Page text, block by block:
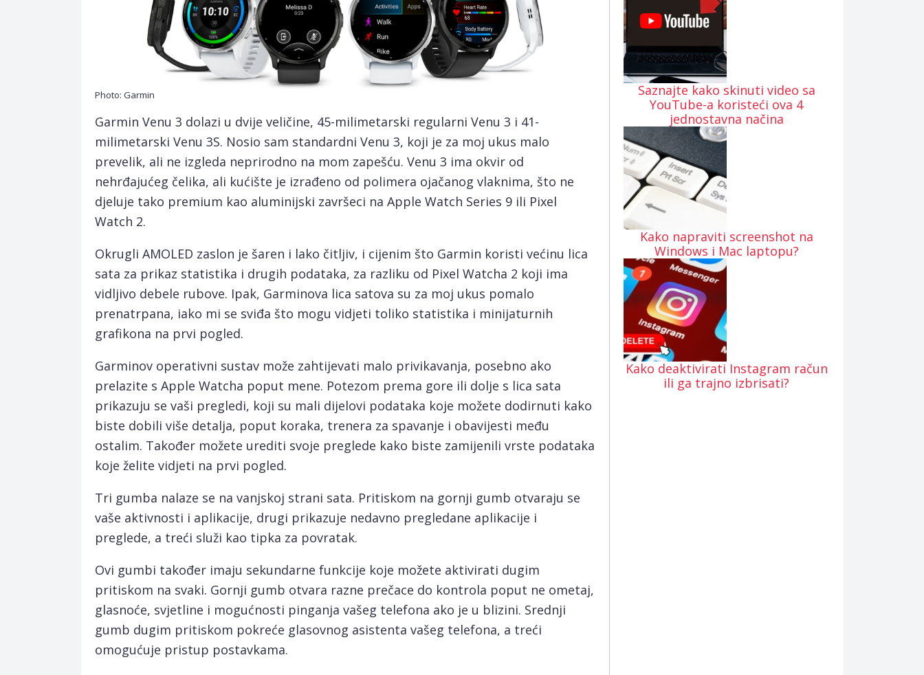
Photo: Garmin
Garmin Venu 3 dolazi u dvije veličine, 45-milimetarski regularni Venu 3 i 41-
milimetarski Venu 3S. Nosio sam standardni Venu 3, koji je za moj ukus malo
prevelik, ali ne izgleda neprirodno na mom zapešću. Venu 3 ima okvir od
nehrđajućeg čelika, ali kućište je izrađeno od polimera ojačanog vlaknima, što ne
djeluje tako premium kao aluminijski završeci na Apple Watch Series 9 ili Pixel
Watch 2.
Okrugli AMOLED zaslon je šaren i lako čitljiv, i cijenim što Garmin koristi većinu lica
sata za prikaz statistika i drugih podataka, za razliku od Pixel Watcha 2 koji ima
vidljivo debele rubove. Ipak, Garminova lica satova su za moj ukus pomalo
prenatrpana, iako mi se sviđa što mogu vidjeti toliko statistika i minijaturnih
grafikona na prvi pogled.
Garminov operativni sustav može zahtijevati malo privikavanja, posebno ako
prelazite s Apple Watcha poput mene. Potezom prema gore ili dolje s lica sata
prikazuju se vaši pregledi, koji su mali dijelovi podataka koje možete dodirnuti kako
biste dobili više detalja, poput koraka, trenera za spavanje i obavijesti među
ostalim. Također možete urediti svoje preglede kako biste zamijenili vrste podataka
koje želite vidjeti na prvi pogled.
Tri gumba nalaze se na vanjskoj strani sata. Pritiskom na gornji gumb otvaraju se
vaše aktivnosti i aplikacije, drugi prikazuje nedavno pregledane aplikacije i
preglede, a treći služi kao tipka za povratak.
Ovi gumbi također imaju sekundarne funkcije koje možete aktivirati dugim
pritiskom na svaki. Gornji gumb otvara razne prečace do kontrola poput ne ometaj,
glasnoće, svjetline i mogućnosti pinganja vašeg telefona ako je u blizini. Srednji
gumb dugim pritiskom pokreće glasovnog asistenta vašeg telefona, a treći
omogućuje pristup postavkama.
Saznajte kako skinuti video sa
YouTube-a koristeći ova 4
jednostavna načina
Kako napraviti screenshot na
Windows i Mac laptopu?
Kako deaktivirati Instagram račun
ili ga trajno izbrisati?